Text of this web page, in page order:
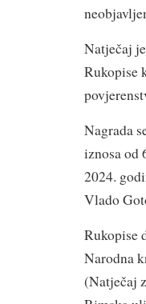
Natječaj
Rukopise
Nagrada
iznosa od
2024.
Vlado
Rukopise
Narodna
(Natječaj